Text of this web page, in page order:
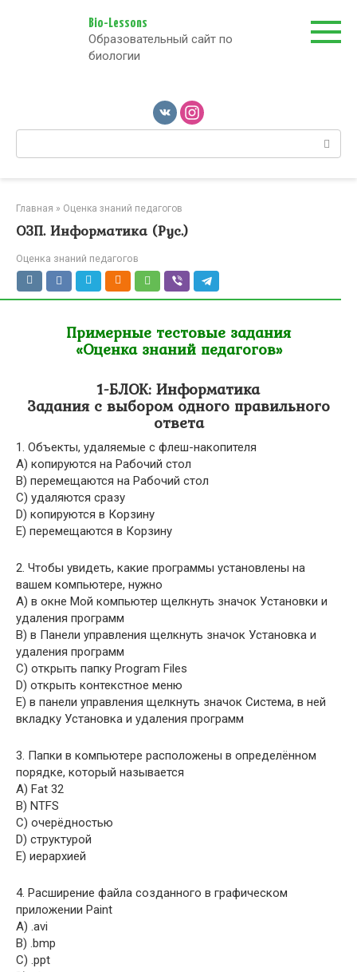
Bio-Lessons
Образовательный сайт по
биологии
Поиск:
Главная » Оценка знаний педагогов
ОЗП. Информатика (Рус.)
Оценка знаний педагогов
Примерные тестовые задания
«Оценка знаний педагогов»
1-БЛОК: Информатика
Задания с выбором одного правильного
ответа
1. Объекты, удаляемые с флеш-накопителя
A) копируются на Рабочий стол
B) перемещаются на Рабочий стол
C) удаляются сразу
D) копируются в Корзину
E) перемещаются в Корзину
2. Чтобы увидеть, какие программы установлены на
вашем компьютере, нужно
A) в окне Мой компьютер щелкнуть значок Установки и
удаления программ
B) в Панели управления щелкнуть значок Установка и
удаления программ
C) открыть папку Program Files
D) открыть контекстное меню
E) в панели управления щелкнуть значок Система, в ней
вкладку Установка и удаления программ
3. Папки в компьютере расположены в определённом
порядке, который называется
A) Fat 32
B) NTFS
C) очерёдностью
D) структурой
E) иерархией
4. Расширение файла созданного в графическом
приложении Paint
A) .avi
B) .bmp
C) .ppt